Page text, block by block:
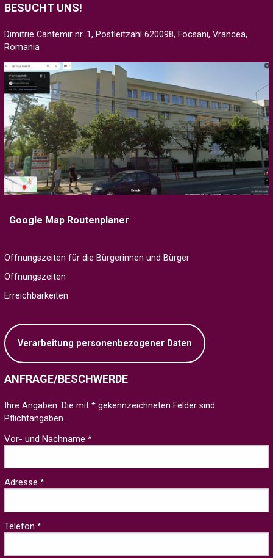
BESUCHT UNS!
Dimitrie Cantemir nr. 1, Postleitzahl 620098, Focsani, Vrancea,
Romania
Google Map Routenplaner
Öffnungszeiten für die Bürgerinnen und Bürger
Öffnungszeiten
Erreichbarkeiten
Verarbeitung personenbezogener Daten
ANFRAGE/BESCHWERDE
Ihre Angaben. Die mit * gekennzeichneten Felder sind
Pflichtangaben.
Vor- und Nachname *
Adresse *
Telefon *